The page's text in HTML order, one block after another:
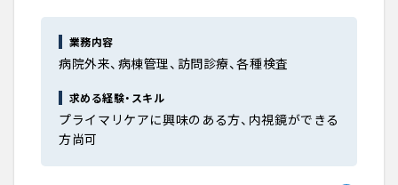
業務内容
病院外来、病棟管理、訪問診療、各種検査
求める経験・スキル
プライマリケアに興味のある方、内視鏡ができる
方尚可